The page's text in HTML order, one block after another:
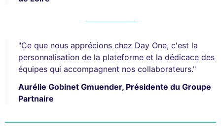
"Ce que nous apprécions chez Day One, c'est la
personnalisation de la plateforme et la dédicace des
équipes qui accompagnent nos collaborateurs."
Aurélie Gobinet Gmuender, Présidente du Groupe
Partnaire